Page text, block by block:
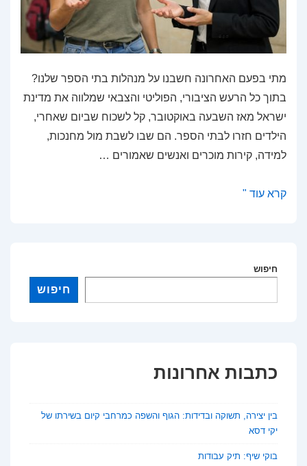
מתי בפעם האחרונה חשבנו על מנהלות בתי הספר שלנו?
בתוך כל הרעש הציבורי, הפוליטי והצבאי שמלווה את מדינת
ישראל מאז השבעה באוקטובר, קל לשכוח שביום שאחרי,
הילדים חזרו לבתי הספר. הם שבו לשבת מול מחנכות,
למידה, קירות מוכרים ואנשים שאמורים …
מגדלור
חינוכי
קרא עוד "
חיפוש
חיפוש
כתבות אחרונות
בין יצירה, תשוקה ובדידות: הגוף והשפה כמרחבי קיום בשירתו של
יקי דסא
בוקי שיף: תיק עבודות